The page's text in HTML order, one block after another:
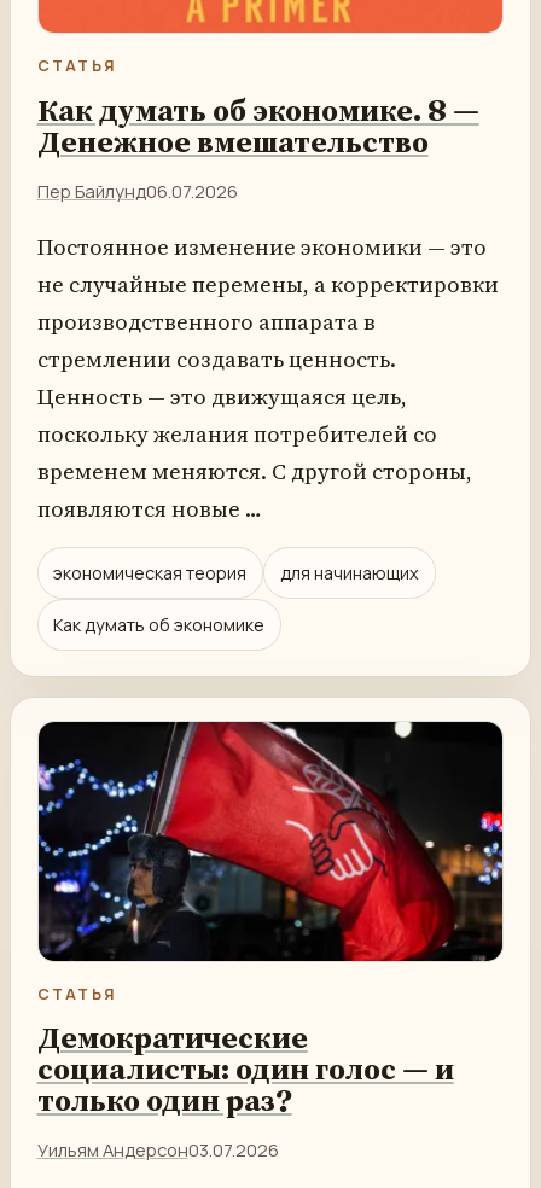
СТАТЬЯ
Как думать об экономике. 8 —
Денежное вмешательство
Пер Байлунд06.07.2026
Постоянное изменение экономики — это
не случайные перемены, а корректировки
производственного аппарата в
стремлении создавать ценность.
Ценность — это движущаяся цель,
поскольку желания потребителей со
временем меняются. С другой стороны,
появляются новые …
экономическая теория для начинающих
Как думать об экономике
СТАТЬЯ
Демократические
социалисты: один голос — и
только один раз?
Уильям Андерсон03.07.2026